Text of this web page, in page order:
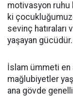
motivasyon ruhu
ki
sevinç hatıraları
yaşayan gücüdür.
İslam ümmeti en
mağlubiyetler
ana gövde